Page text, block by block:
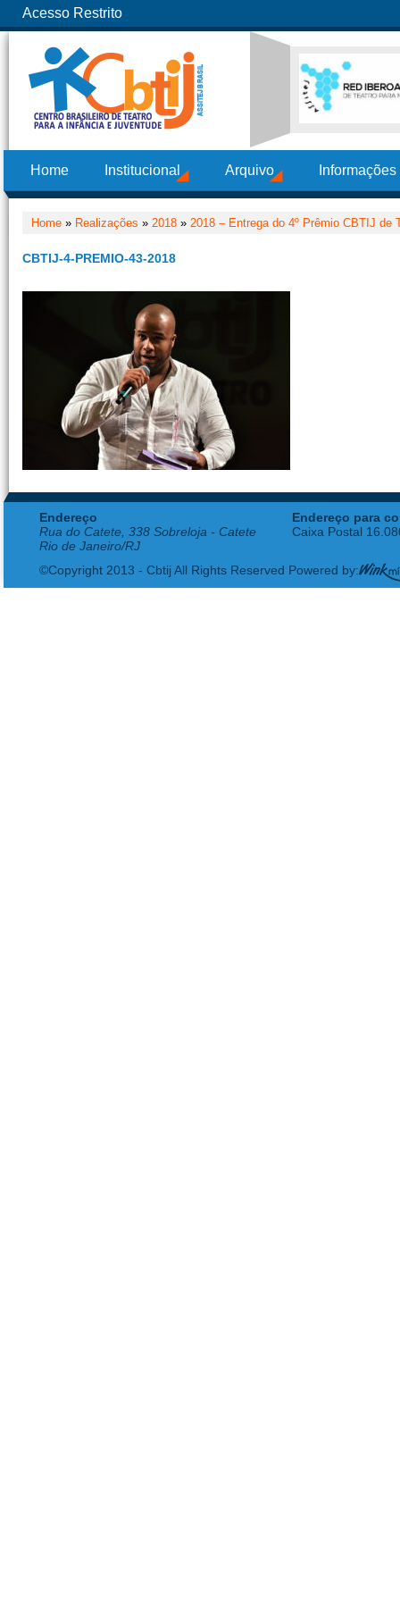
Acesso Restrito
Home Institucional Arquivo
Home » Realizações » 2018 » 2018 – Entrega do 4º Prêmio CBTIJ de
CBTIJ-4-PREMIO-43-2018
Endereço
Rua do Catete, 338 Sobreloja - Catete
Rio de Janeiro/RJ
Endereço para
Caixa Postal
©Copyright 2013 - Cbtij All Rights Reserved Powered by: